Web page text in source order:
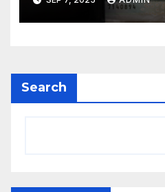
втората
Search